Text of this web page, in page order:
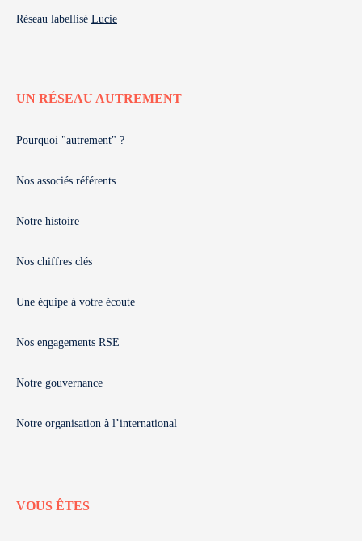
Réseau labellisé Lucie
UN RÉSEAU AUTREMENT
Pourquoi "autrement" ?
Nos associés référents
Notre histoire
Nos chiffres clés
Une équipe à votre écoute
Nos engagements RSE
Notre gouvernance
Notre organisation à l’international
VOUS ÊTES